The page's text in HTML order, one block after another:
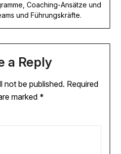
Coaching-Ansätze und
und Führungskräfte.
a Reply
not be published. Required
marked *